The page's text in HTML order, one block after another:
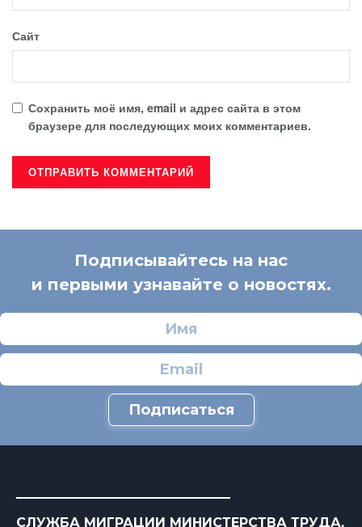
Сайт
Сохранить моё имя, email и адрес сайта в этом
браузере для последующих моих комментариев.
Подписывайтесь на нас
и первыми узнавайте о новостях.
Подписаться
СЛУЖБА МИГРАЦИИ МИНИСТЕРСТВА ТРУДА,